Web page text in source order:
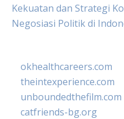
Kekuatan dan Strategi
Negosiasi Politik di
okhealthcareers.com
theintexperience.com
unboundedthefilm.com
catfriends-bg.org